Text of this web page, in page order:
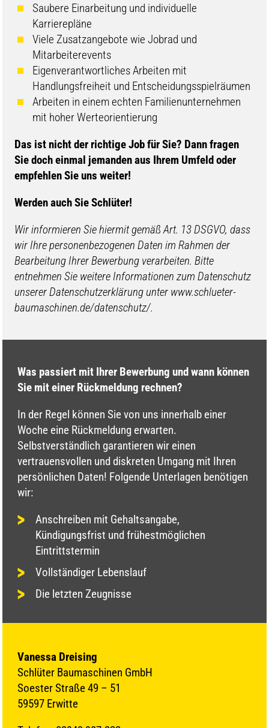
Saubere Einarbeitung und individuelle
Karrierepläne
Viele Zusatzangebote wie Jobrad und
Mitarbeiterevents
Eigenverantwortliches Arbeiten mit
Handlungsfreiheit und Entscheidungsspielräumen
Arbeiten in einem echten Familienunternehmen
mit hoher Werteorientierung
​​Das ist nicht der richtige Job für Sie? Dann fragen
Sie doch einmal jemanden aus Ihrem Umfeld oder
empfehlen Sie uns weiter!
Werden auch Sie Schlüter!
Wir informieren Sie hiermit gemäß Art. 13 DSGVO, dass
wir Ihre personenbezogenen Daten im Rahmen der
Bearbeitung Ihrer Bewerbung verarbeiten. Bitte
entnehmen Sie weitere Informationen zum Datenschutz
unserer Datenschutzerklärung unter www.schlueter-
baumaschinen.de/datenschutz/.
Was passiert mit Ihrer Bewerbung und wann können
Sie mit einer Rückmeldung rechnen?
In der Regel können Sie von uns innerhalb einer
Woche eine Rückmeldung erwarten.
Selbstverständlich garantieren wir einen
vertrauensvollen und diskreten Umgang mit Ihren
persönlichen Daten! Folgende Unterlagen benötigen
wir:
Anschreiben mit Gehaltsangabe,
Kündigungsfrist und frühestmöglichen
Eintrittstermin
Vollständiger Lebenslauf
Die letzten Zeugnisse
Vanessa Dreising
Schlüter Baumaschinen GmbH
Soester Straße 49 – 51
59597 Erwitte